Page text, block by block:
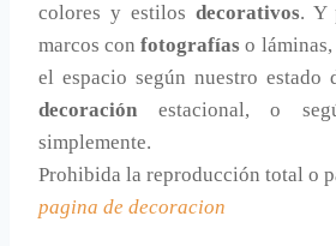
colores y estilos decorativos. Y
marcos confotografíaso
el espacio según nuestro estado
decoración estacional, o
simplemente.
Prohibida la reproducción total o
pagina de decoracion